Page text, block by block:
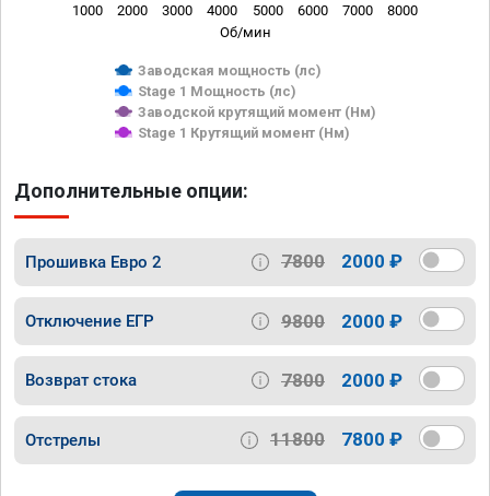
Об/мин
Заводская мощность (лс)
Stage 1 Мощность (лс)
Заводской крутящий момент (Нм)
Stage 1 Крутящий момент (Нм)
1000 2000 3000 4000 5000 6000 7000 8000
Дополнительные опции:
Прошивка Евро 2 7800 2000 ₽
Отключение ЕГР 9800 2000 ₽
Возврат стока 7800 2000 ₽
Отстрелы 11800 7800 ₽